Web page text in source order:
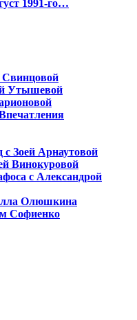
1991-го…
Свинцовой
Утышевой
Зоей Арнаутовой
Винокуровой
с Александрой
Олюшкина
Софиенко